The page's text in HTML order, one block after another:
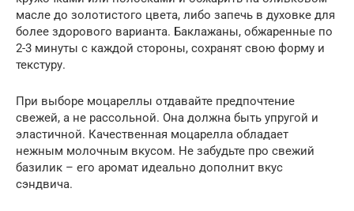
масле до золотистого цвета, либо запечь в духовке для
более здорового варианта. Баклажаны, обжаренные по
2-3 минуты с каждой стороны, сохранят свою форму и
текстуру.
При выборе моцареллы отдавайте предпочтение
свежей, а не рассольной. Она должна быть упругой и
эластичной. Качественная моцарелла обладает
нежным молочным вкусом. Не забудьте про свежий
базилик – его аромат идеально дополнит вкус
сэндвича.